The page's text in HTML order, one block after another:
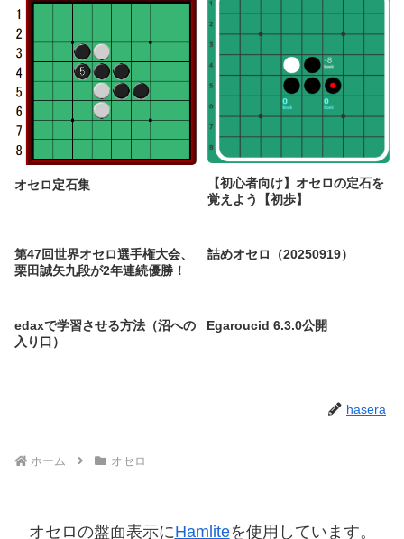
オセロ定石集
【初心者向け】オセロの定石を
覚えよう【初歩】
第47回世界オセロ選手権大会、
栗田誠矢九段が2年連続優勝！
詰めオセロ（20250919）
edaxで学習させる方法（沼への
入り口）
Egaroucid 6.3.0公開
hasera
ホーム オセロ
オセロの盤面表示にHamliteを使用しています。